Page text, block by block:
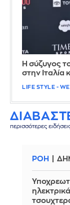
Η σύζυγος
στην Ιταλία
LIFE STYLE -
περισσότερες
ΡΟΗ